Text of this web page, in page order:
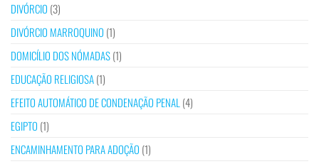
DIVÓRCIO (3)
DIVÓRCIO MARROQUINO (1)
DOMICÍLIO DOS NÓMADAS(1)
EDUCAÇÃO RELIGIOSA(1)
EFEITO AUTOMÁTICO DE CONDENAÇÃO PENAL (4)
EGIPTO (1)
ENCAMINHAMENTO PARA ADOÇÃO (1)